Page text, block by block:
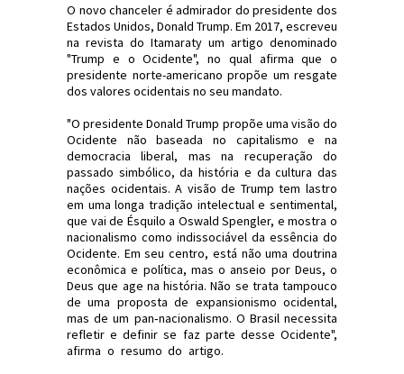
O novo chanceler é admirador do presidente dos
Estados Unidos, Donald Trump. Em 2017, escreveu
na revista do Itamaraty um artigo denominado
"Trump e o Ocidente", no qual afirma que o
presidente norte-americano propõe um resgate
dos valores ocidentais no seu mandato.
"O presidente Donald Trump propõe uma visão do
Ocidente não baseada no capitalismo e na
democracia liberal, mas na recuperação do
passado simbólico, da história e da cultura das
nações ocidentais. A visão de Trump tem lastro
em uma longa tradição intelectual e sentimental,
que vai de Ésquilo a Oswald Spengler, e mostra o
nacionalismo como indissociável da essência do
Ocidente. Em seu centro, está não uma doutrina
econômica e política, mas o anseio por Deus, o
Deus que age na história. Não se trata tampouco
de uma proposta de expansionismo ocidental,
mas de um pan‑nacionalismo. O Brasil necessita
refletir e definir se faz parte desse Ocidente",
afirma o resumo do artigo.